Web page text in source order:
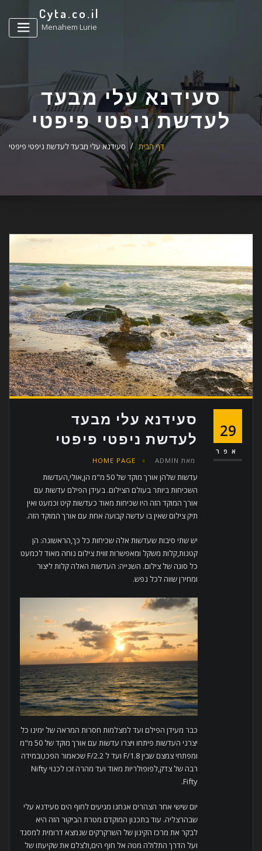
Cyta.co.il
Menahem Lurie
סעידנא עלי מבעד
לעדשת ניפטי פיפטי
דף הבית סעידנא עלי מבעד לעדשת ניפטי פיפטי
29
אפר
סעידנא עלי מבעד
לעדשת ניפטי פיפטי
מאת ADMIN
HOME PAGE
עדשות שלהן אורך מוקד של 50 מ"מ הן,אולי,העדשות
השכיחות ביותר בעולם הצילום. בעידן הפילם עדשות עם
אורך המוקד הזה היו שכיחות מאוד כעדשות קיט וכמעט ואין
תיק צילום שאין בו עדשה קבועה אחת עם אורך המוקד הזה.
יש שתי סיבות שעדשות אלה שכיחות כל כך,הראשונה: הן
קטנות,קלות משקל ומאפשרות זווית צילום נוחה מאוד לכמעט
כל סוגה של צילום. השנייה: העדשות האלה קלות ליצור
ומחירן שווה לכל נפש.
כבר מעידן הפילם ועד למצלמות חסרות המראה של ימינו כל
יצרני העדשות פיתחו ויצרו עדשות עם אורך מוקד של 50 מ"מ
ומפתחי צמצם שבין F/1.8 ועד ל F/2.2 שכאמור הפכו,ובמידה
רבה של צדק,לפופולריות מאוד ועד מהרה זכו לכנוי Nifty
Fifty.
יום שישי אחר הצהרים אנחנו מגיעים לחוף הים סעידנא עלי
שבהרצליה. עוד בתכנון המוקדם מטרת הביקור הזה היא
לבקר את מרכז הקינון של השרקרקים שנמצא דרומית למסגד
ועל הדרך התלולה מטה אל חוף הים,ולצלם את שקיעתו של